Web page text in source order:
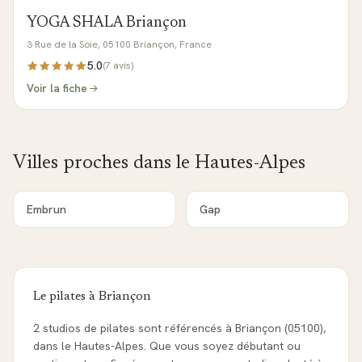
YOGA SHALA Briançon
3 Rue de la Soie, 05100 Briançon, France
5.0(7 avis)
Voir la fiche
Villes proches dans le Hautes-Alpes
Embrun Gap
Le pilates à Briançon
2 studios de pilates sont référencés à Briançon (05100),
dans le Hautes-Alpes. Que vous soyez débutant ou